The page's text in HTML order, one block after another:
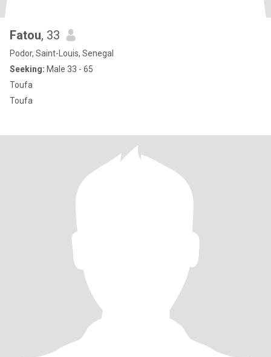
Fatou, 33
Podor, Saint-Louis, Senegal
Seeking: Male 33 - 65
Toufa
Toufa